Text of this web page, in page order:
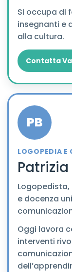
Si occupa di
insegnanti e
alla cultura.
Contatta
PB
LOGOPEDIA E
e docenza
Oggi lavora
interventi